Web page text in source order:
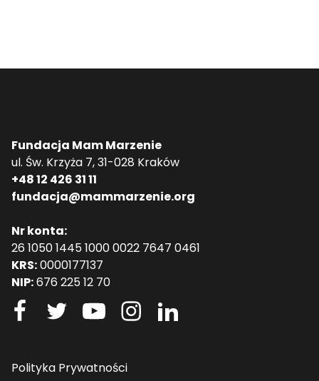
Fundacja Mam Marzenie
ul. Św. Krzyża 7, 31-028 Kraków
+48 12 426 31 11
fundacja@mammarzenie.org
Nr konta:
26 1050 1445 1000 0022 7647 0461
KRS:0000177137
NIP:676 225 12 70
Polityka Prywatności